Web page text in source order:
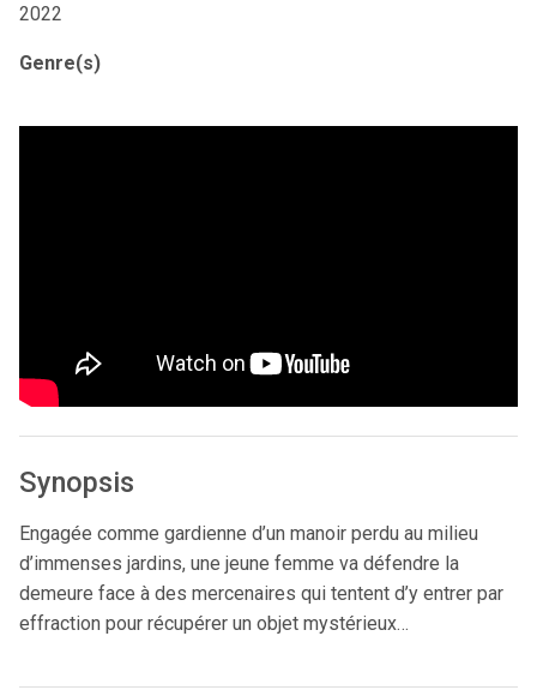
2022
Genre(s)
Synopsis
Engagée comme gardienne d’un manoir perdu au milieu
d’immenses jardins, une jeune femme va défendre la
demeure face à des mercenaires qui tentent d’y entrer par
effraction pour récupérer un objet mystérieux…